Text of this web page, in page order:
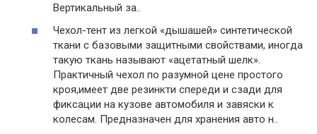
Вертикальный за..
Чехол-тент из легкой «дышашей» синтетической
ткани с базовыми защитными свойствами, иногда
такую ткань называют «ацетатный шелк».
Практичный чехол по разумной цене простого
кроя,имеет две резинкти спереди и сзади для
фиксации на кузове автомобиля и завяски к
колесам. Предназначен для хранения авто н..